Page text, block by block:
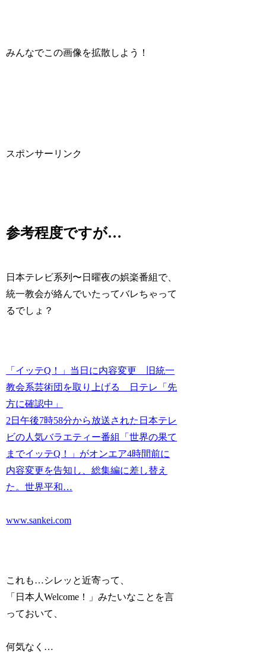
みんなでこの画像を拡散しよう！
スポンサーリンク
参考程度ですが…
日本テレビ系列〜日曜夜の娯楽番組で、
統一教会が絡んでいたってバレちゃって
るでしょ？
「イッテQ！」当日に内容変更 旧統一
教会系芸術団を取り上げる 日テレ「先
方に確認中」
2日午後7時58分から放送された日本テレ
ビの人気バラエティー番組「世界の果て
までイッテQ！」がオンエア4時間前に
内容変更を告知し、総集編に差し替え
た。世界平和…
www.sankei.com
これも…シレッと近寄って、
「日本人Welcome！」みたいなことを言
っておいて、
何気なく…